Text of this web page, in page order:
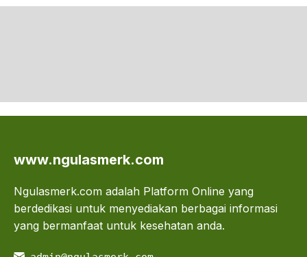
www.ngulasmerk.com
Ngulasmerk.com adalah Platform Online yang
berdedikasi untuk menyediakan berbagai informasi
yang bermanfaat untuk kesehatan anda.